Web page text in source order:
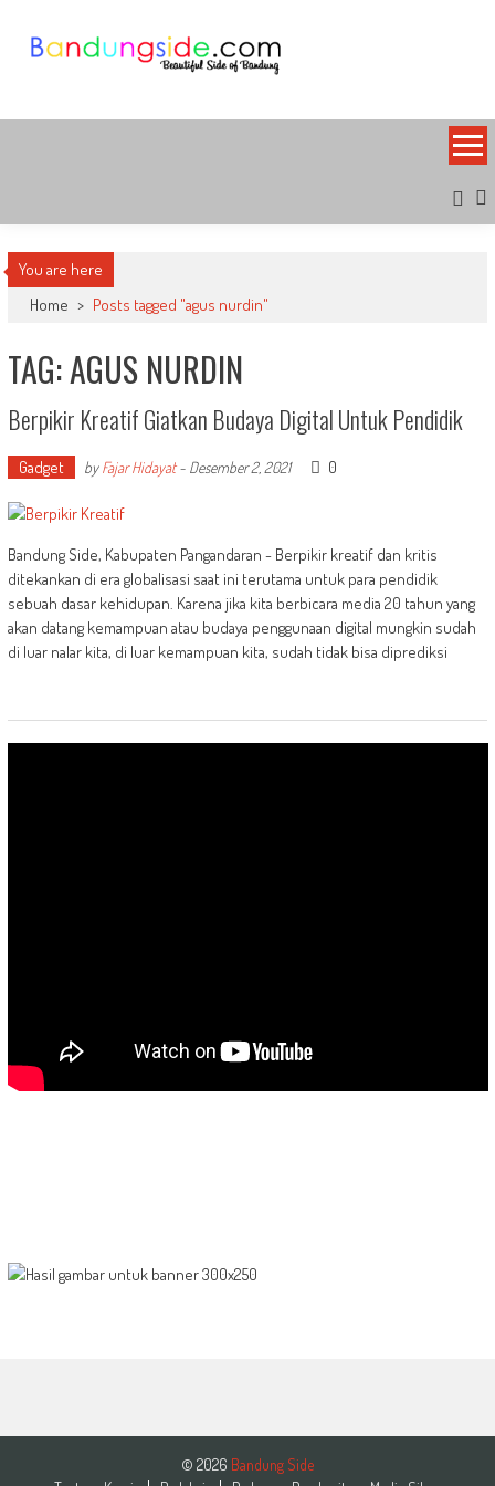
content
You are here
Home > Posts tagged "agus nurdin"
TAG: AGUS NURDIN
Berpikir Kreatif Giatkan Budaya Digital Untuk Pendidik
Gadget byFajar Hidayat- Desember 2, 2021 0
Bandung Side, Kabupaten Pangandaran - Berpikir kreatif dan kritis
ditekankan di era globalisasi saat ini terutama untuk para pendidik
sebuah dasar kehidupan. Karena jika kita berbicara media 20 tahun yang
akan datang kemampuan atau budaya penggunaan digital mungkin sudah
di luar nalar kita, di luar kemampuan kita, sudah tidak bisa diprediksi
© 2026 Bandung Side